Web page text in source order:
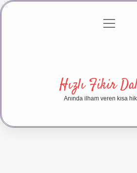
Gizlilik Politikası
menüyü
Hızlı Fikir
Anında ilham veren kısa